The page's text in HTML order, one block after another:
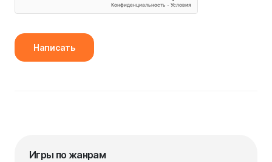
Написать
Игры по жанрам